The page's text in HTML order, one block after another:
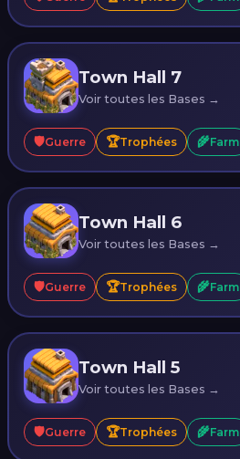
Town Hall 7
Voir toutes les Bases →
🛡️Guerre 🏆Trophées 🌾Farm
Town Hall 6
Voir toutes les Bases →
🛡️Guerre 🏆Trophées 🌾Farm
Town Hall 5
Voir toutes les Bases →
🛡️Guerre 🏆Trophées 🌾Farm